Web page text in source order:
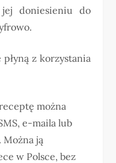
doniesieniu do
z korzystania
można
e-maila lub
ją
w Polsce, bez